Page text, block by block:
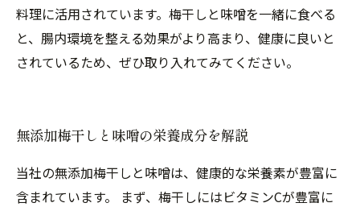
料理に活用されています。梅干しと味噌を一緒に食べる
と、腸内環境を整える効果がより高まり、健康に良いと
されているため、ぜひ取り入れてみてください。
無添加梅干しと味噌の栄養成分を解説
当社の無添加梅干しと味噌は、健康的な栄養素が豊富に
含まれています。 まず、梅干しにはビタミンCが豊富に